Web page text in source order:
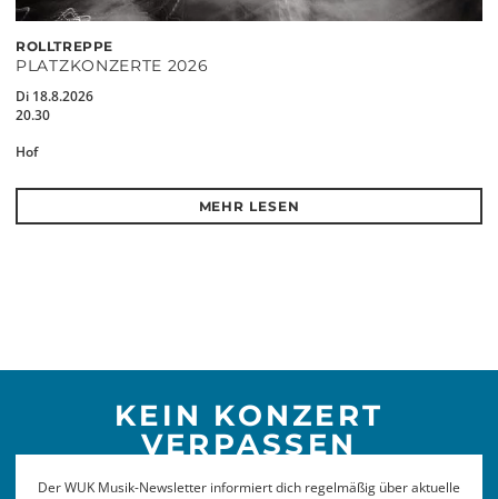
ROLLTREPPE
PLATZKONZERTE 2026
Di 18.8.2026
20.30
Hof
MEHR LESEN
KEIN KONZERT
VERPASSEN
Der WUK Musik-Newsletter informiert dich regelmäßig über aktuelle